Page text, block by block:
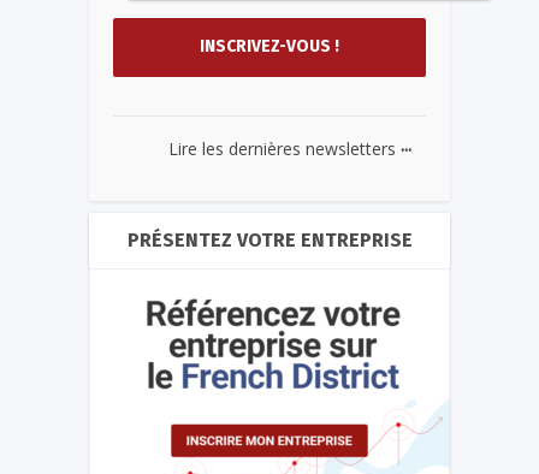
Lire les dernières newsletters ...
PRÉSENTEZ VOTRE ENTREPRISE